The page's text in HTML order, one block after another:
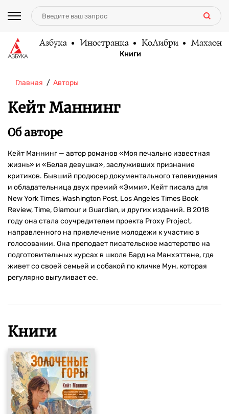
Азбука Иностранка КоЛибри Махаон
Книги
Главная Авторы
Кейт Маннинг
Об авторе
Кейт Маннинг — автор романов «Моя печально известная
жизнь» и «Белая девушка», заслуживших признание
критиков. Бывший продюсер документального телевидения
и обладательница двух премий «Эмми», Кейт писала для
New York Times, Washington Post, Los Angeles Times Book
Review, Time, Glamour и Guardian, и других изданий. В 2018
году она стала соучредителем проекта Proxy Project,
направленного на привлечение молодежи к участию в
голосовании. Она преподает писательское мастерство на
подготовительных курсах в школе Бард на Манхэттене, где
живет со своей семьей и собакой по кличке Мун, которая
регулярно выгуливает ее.
Книги